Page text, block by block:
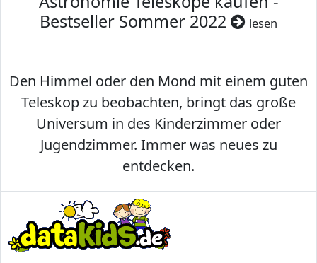
Bestseller Sommer 2022
lesen
Den Himmel oder den Mond mit einem guten
Teleskop zu beobachten, bringt das große
Universum in des Kinderzimmer oder
Jugendzimmer. Immer was neues zu
entdecken.